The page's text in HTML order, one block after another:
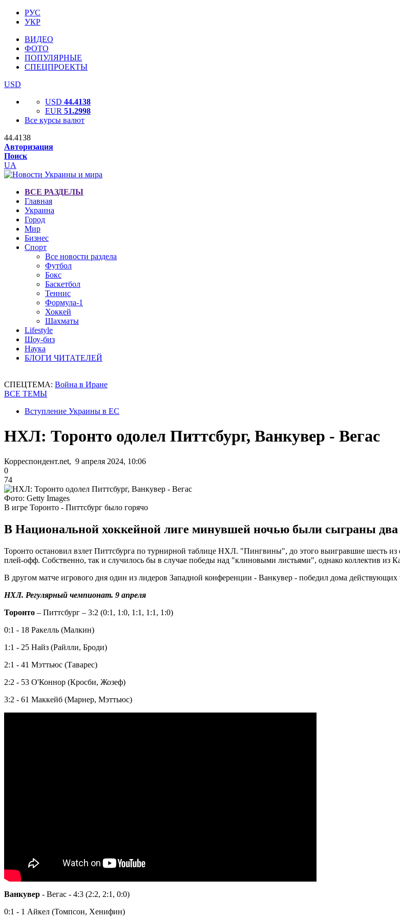
РУС
УКР
ВИДЕО
ФОТО
ПОПУЛЯРНЫЕ
СПЕЦПРОЕКТЫ
USD
USD 44.4138
EUR 51.2998
Все курсы валют
44.4138
Авторизация
Поиск
UA
ВСЕ РАЗДЕЛЫ
Главная
Украина
Город
Мир
Бизнес
Спорт
Все новости раздела
Футбол
Бокс
Баскетбол
Теннис
Формула-1
Хоккей
Шахматы
Lifestyle
Шоу-биз
Наука
БЛОГИ ЧИТАТЕЛЕЙ
СПЕЦТЕМА: Война в Иране
ВСЕ ТЕМЫ
Вступление Украины в ЕС
НХЛ: Торонто одолел Питтсбург, Ванкувер - Вегас
Корреспондент.net, 9 апреля 2024, 10:06
0
74
Фото: Getty Images
В игре Торонто - Питтсбург было горячо
В Национальной хоккейной лиге минувшей ночью были сыграны два
Торонто остановил взлет Питтсбурга по турнирной таблице НХЛ. "Пингвины", до этого выигравшие шесть
плей-офф. Собственно, так и случилось бы в случае победы над "клиновыми листьями", однако коллектив из
В другом матче игрового дня один из лидеров Западной конференции - Ванкувер - победил дома действующих
НХЛ. Регулярный чемпионат. 9 апреля
Торонто – Питтсбург – 3:2 (0:1, 1:0, 1:1, 1:1, 1:0)
0:1 - 18 Ракелль (Малкин)
1:1 - 25 Найз (Райлли, Броди)
2:1 - 41 Мэттьюс (Таварес)
2:2 - 53 О'Коннор (Кросби, Жозеф)
3:2 - 61 Маккейб (Марнер, Мэттьюс)
Ванкувер - Вегас - 4:3 (2:2, 2:1, 0:0)
0:1 - 1 Айкел (Томпсон, Хенифин)